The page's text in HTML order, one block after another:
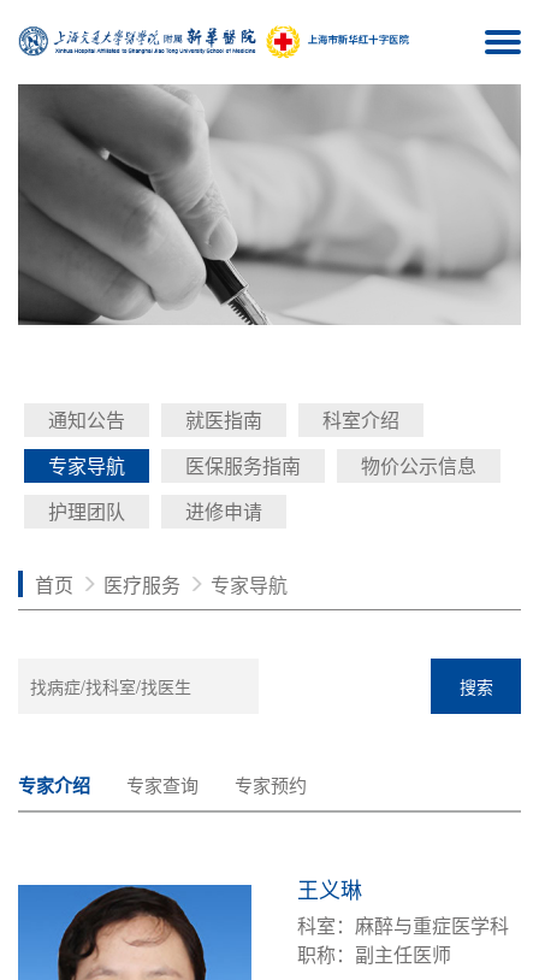
通知公告 就医指南
科室介绍
专家导航
医保服务指南
物价公示信息
护理团队
进修申请
首页 医疗服务 专家导航
搜索
专家介绍 专家查询 专家预约
王义琳
科室：麻醉与重症医学科
职称：副主任医师